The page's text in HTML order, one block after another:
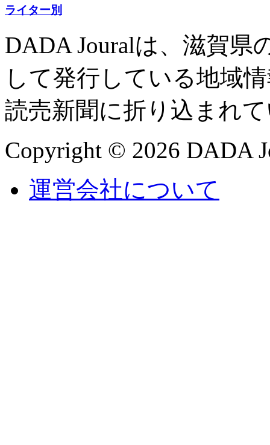
ライター別
DADA Jouralは、滋賀県
して発行している地域
読売新聞に折り込まれ
Copyright © 2026 DADA
運営会社について